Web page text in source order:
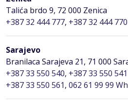
Talića brdo 9, 72 000 Zenica
+387 32 444 777, +387 32 444 770
Sarajevo
Branilaca Sarajeva 21, 71 000
+387 33 550 540, +387 33 550 541
+387 33 550 561, 062 61 99 99